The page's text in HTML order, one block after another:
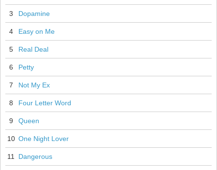
3 Dopamine
4 Easy on Me
5 Real Deal
6 Petty
7 Not My Ex
8 Four Letter Word
9 Queen
10 One Night Lover
11 Dangerous